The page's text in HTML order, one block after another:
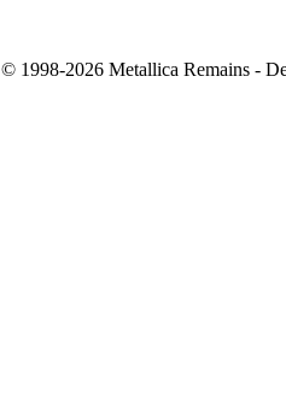
© 1998-2026 Metallica Remains -